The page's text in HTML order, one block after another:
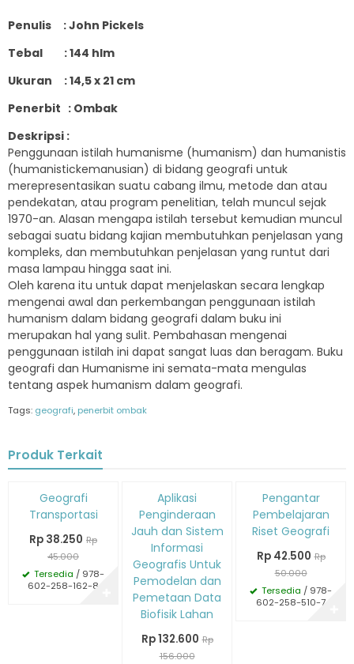
Penulis : John Pickels
Tebal : 144 hlm
Ukuran : 14,5 x 21 cm
Penerbit : Ombak
Deskripsi :
Penggunaan istilah humanisme (humanism) dan humanistis
(humanistickemanusian) di bidang geografi untuk
merepresentasikan suatu cabang ilmu, metode dan atau
pendekatan, atau program penelitian, telah muncul sejak
1970-an. Alasan mengapa istilah tersebut kemudian muncul
sebagai suatu bidang kajian membutuhkan penjelasan yang
kompleks, dan membutuhkan penjelasan yang runtut dari
masa lampau hingga saat ini.
Oleh karena itu untuk dapat menjelaskan secara lengkap
mengenai awal dan perkembangan penggunaan istilah
humanism dalam bidang geografi dalam buku ini
merupakan hal yang sulit. Pembahasan mengenai
penggunaan istilah ini dapat sangat luas dan beragam. Buku
geografi dan Humanisme ini semata-mata mengulas
tentang aspek humanism dalam geografi.
Tags: geografi, penerbit ombak
Produk Terkait
DiskonGeografi
Transportasi
Rp 38.250 Rp
45.000
Tersedia / 978-
602-258-162-8
Aplikasi
Penginderaan
Jauh dan Sistem
Informasi
Geografis Untuk
Pemodelan dan
Pemetaan Data
Biofisik Lahan
Rp 132.600 Rp
156.000
DiskonPengantar
Pembelajaran
Riset Geografi
Rp 42.500 Rp
50.000
Tersedia / 978-
602-258-510-7